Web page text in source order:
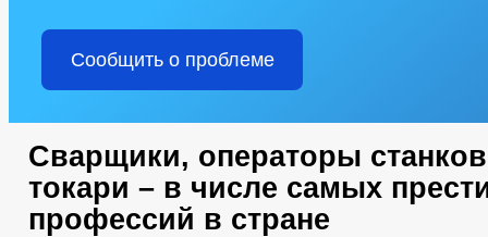
Сообщить о проблеме
Сварщики, операторы
токари – в числе самых
профессий в стране